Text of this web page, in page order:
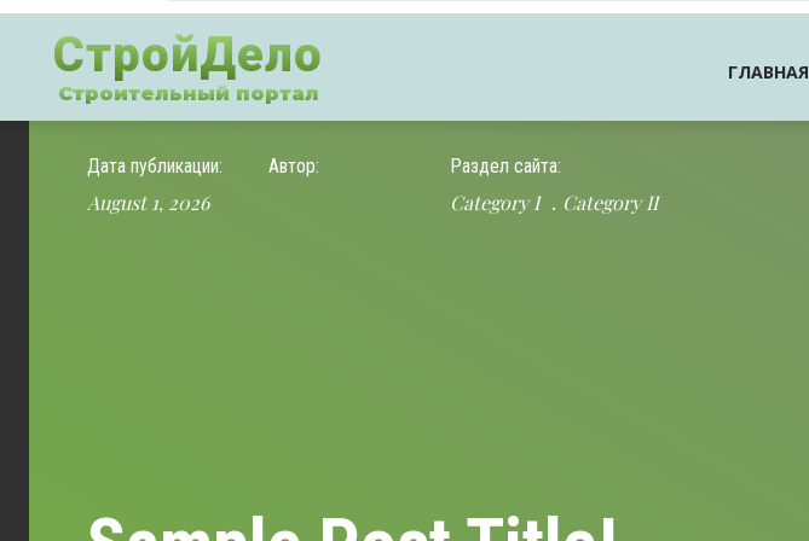
СтройДело
Строительный портал
ГЛАВНАЯ
Дата публикации:
August 1, 2026
Автор: Раздел сайта:
Category I Category II